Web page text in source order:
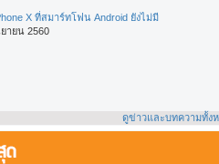
X ที่สมาร์ทโฟน Android ยังไม่มี
ายน 2560
ดูข่าวและบทความทั้ง